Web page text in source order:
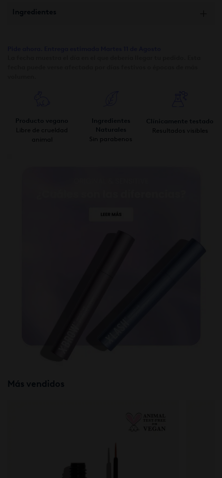
Ingredientes
Producto vegano
Libre de crueldad
animal
Ingredientes
Naturales
Sin parabenos
Clínicamente testado
Resultados visibles
Más vendidos